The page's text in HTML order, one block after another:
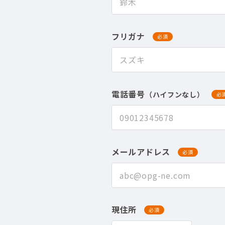
フリガナ 必須
電話番号 （ハイフンなし） 必
メールアドレス 必須
現住所 必須